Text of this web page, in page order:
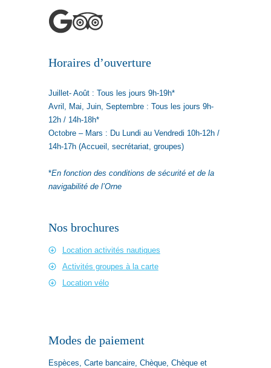
Horaires d’ouverture
Juillet- Août : Tous les jours 9h-19h*
Avril, Mai, Juin, Septembre : Tous les jours 9h-
12h / 14h-18h*
Octobre – Mars : Du Lundi au Vendredi 10h-12h /
14h-17h (Accueil, secrétariat, groupes)
*En fonction des conditions de sécurité et de la
navigabilité de l’Orne
Nos brochures
Location activités nautiques
Activités groupes à la carte
Location vélo
Modes de paiement
Espèces, Carte bancaire, Chèque, Chèque et